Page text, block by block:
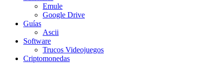
Emule
Google Drive
Guías
Ascii
Software
Trucos Videojuegos
Criptomonedas